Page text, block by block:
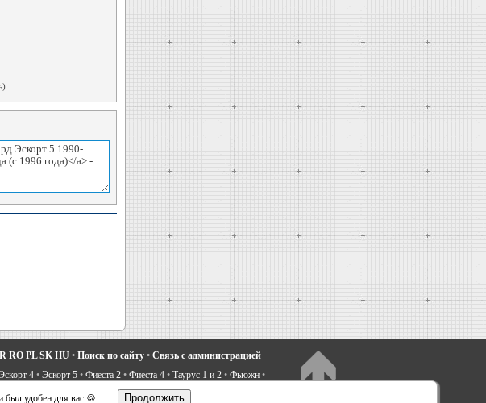
RO PL SK HU • Поиск по сайту • Связь с администрацией
4 • Эскорт 5 • Фиеста 2 • Фиеста 4 • Таурус 1 и 2 • Фьюжн •
Силовое электрооборудование
был удобен для вас 🍪 Продолжить